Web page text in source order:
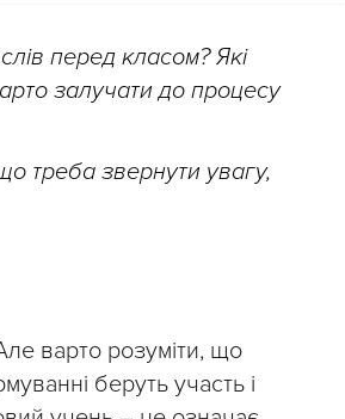
перед класом? Які
залучати до процесу
треба звернути увагу,
варто розуміти, що
беруть участь і